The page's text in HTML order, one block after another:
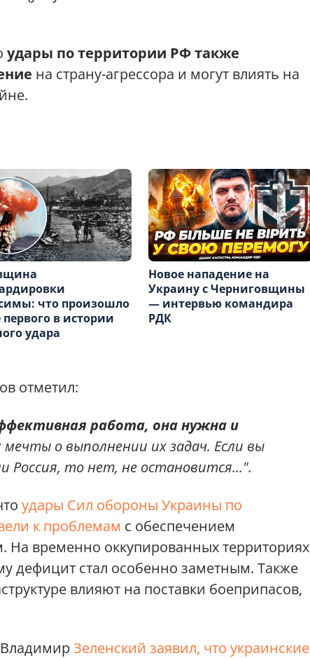
удары по территории РФ также
на страну-агрессора и могут влиять на
что произошло
первого в истории
удара
Новое нападение на
Украину с Черниговщины
— интервью командира
РДК
отметил:
работа, она нужна и
о выполнении их задач. Если вы
Россия, то нет, не остановится...".
удары Сил обороны Украины по
к проблемам с обеспечением
На временно оккупированных территориях
дефицит стал особенно заметным. Также
влияют на поставки боеприпасов,
Зеленский заявил, что украинские